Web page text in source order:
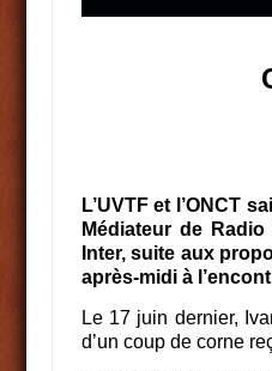
L’UVTF et l’ONCT
Médiateur de
Inter, suite aux
après-midi à
Le 17 juin dernier,
d’un coup de corne